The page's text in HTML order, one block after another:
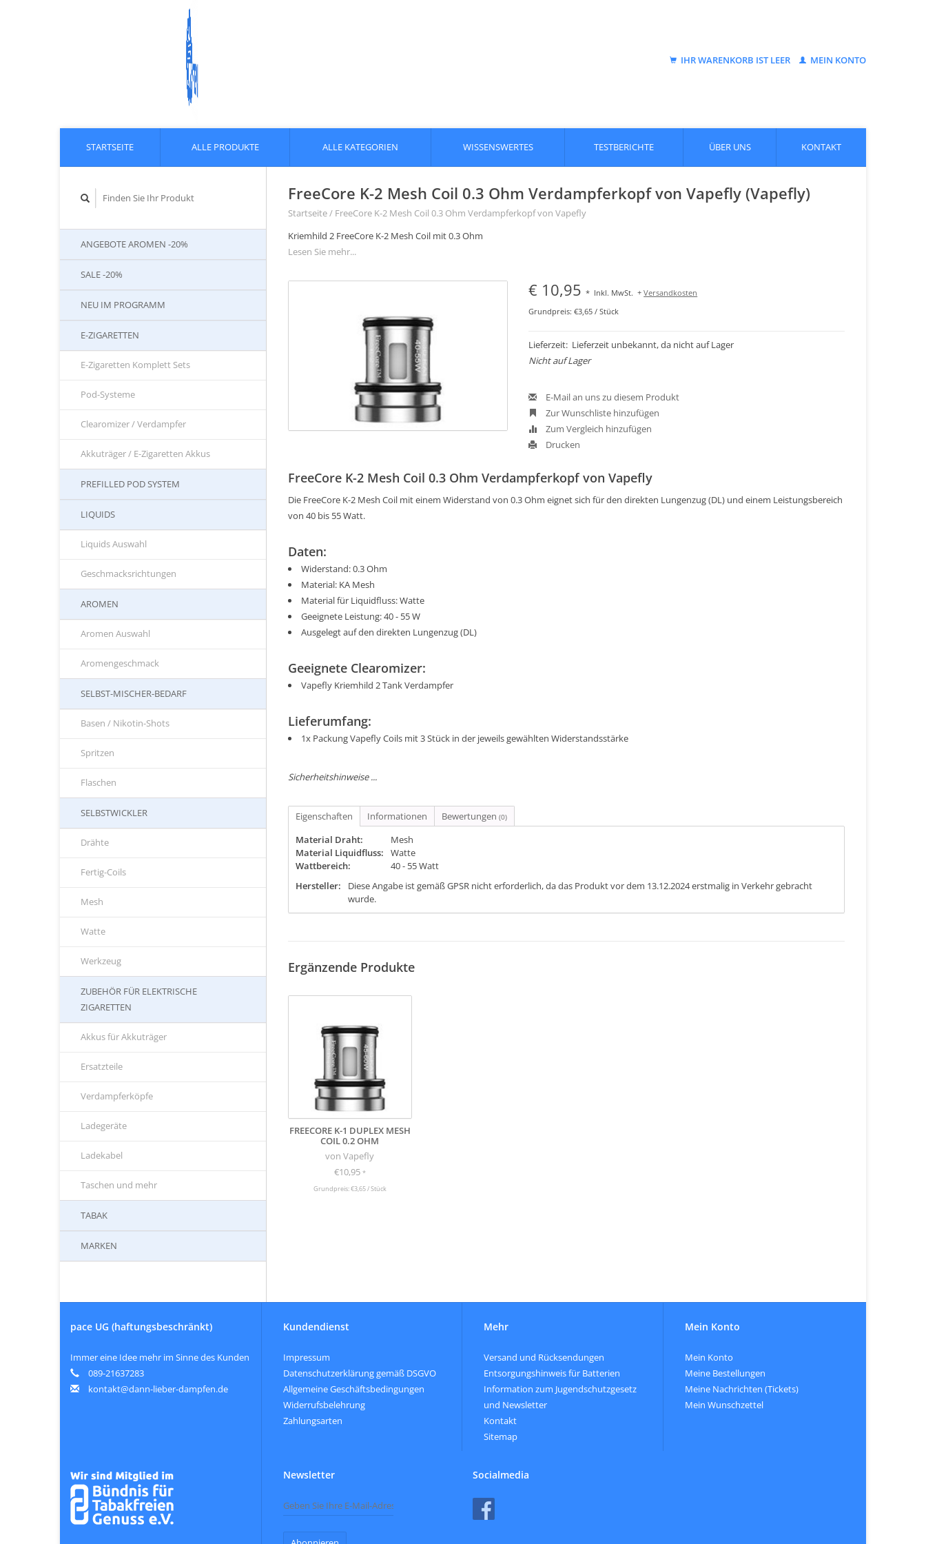
IHR WARENKORB IST LEER MEIN KONTO
STARTSEITE ALLE PRODUKTE ALLE KATEGORIEN WISSENSWERTES TESTBERICHTE ÜBER UNS KONTAKT
ANGEBOTE AROMEN -20%
SALE -20%
NEU IM PROGRAMM
E-ZIGARETTEN
E-Zigaretten Komplett Sets
Pod-Systeme
Clearomizer / Verdampfer
Akkuträger / E-Zigaretten Akkus
PREFILLED POD SYSTEM
LIQUIDS
Liquids Auswahl
Geschmacksrichtungen
AROMEN
Aromen Auswahl
Aromengeschmack
SELBST-MISCHER-BEDARF
Basen / Nikotin-Shots
Spritzen
Flaschen
SELBSTWICKLER
Drähte
Fertig-Coils
Mesh
Watte
Werkzeug
ZUBEHÖR FÜR ELEKTRISCHE
ZIGARETTEN
Akkus für Akkuträger
Ersatzteile
Verdampferköpfe
Ladegeräte
Ladekabel
Taschen und mehr
TABAK
MARKEN
FreeCore K-2 Mesh Coil 0.3 Ohm Verdampferkopf von Vapefly (Vapefly)
Startseite/ FreeCore K-2 Mesh Coil 0.3 Ohm Verdampferkopf von Vapefly
Kriemhild 2 FreeCore K-2 Mesh Coil mit 0.3 Ohm
Lesen Sie mehr...
€ 10,95* Inkl. MwSt. +Versandkosten
Grundpreis: €3,65 / Stück
Lieferzeit: Lieferzeit unbekannt, da nicht auf Lager
Nicht auf Lager
E-Mail an uns zu diesem Produkt
Zur Wunschliste hinzufügen
Zum Vergleich hinzufügen
Drucken
FreeCore K-2 Mesh Coil 0.3 Ohm Verdampferkopf von Vapefly
Die FreeCore K-2 Mesh Coil mit einem Widerstand von 0.3 Ohm eignet sich für den direkten Lungenzug (DL) und einem Leistungsbereich
von 40 bis 55 Watt.
Daten:
Widerstand: 0.3 Ohm
Material: KA Mesh
Material für Liquidfluss: Watte
Geeignete Leistung: 40 - 55 W
Ausgelegt auf den direkten Lungenzug (DL)
Geeignete Clearomizer:
Vapefly Kriemhild 2 Tank Verdampfer
Lieferumfang:
1x Packung Vapefly Coils mit 3 Stück in der jeweils gewählten Widerstandsstärke
Sicherheitshinweise ...
Eigenschaften Informationen Bewertungen (0)
Material Draht:
Mesh
Material Liquidfluss:
Watte
Wattbereich:
40 - 55 Watt
Hersteller:
Diese Angabe ist gemäß GPSR nicht erforderlich, da das Produkt vor dem 13.12.2024 erstmalig in Verkehr gebracht
wurde.
Ergänzende Produkte
FREECORE K-1 DUPLEX MESH
COIL 0.2 OHM
von Vapefly
€10,95 *
Grundpreis: €3,65 / Stück
pace UG (haftungsbeschränkt)
Immer eine Idee mehr im Sinne des Kunden
089-21637283
kontakt@dann-lieber-dampfen.de
Kundendienst
Impressum
Datenschutzerklärung gemäß DSGVO
Allgemeine Geschäftsbedingungen
Widerrufsbelehrung
Zahlungsarten
Mehr
Versand und Rücksendungen
Entsorgungshinweis für Batterien
Information zum Jugendschutzgesetz
und Newsletter
Kontakt
Sitemap
Mein Konto
Mein Konto
Meine Bestellungen
Meine Nachrichten (Tickets)
Mein Wunschzettel
Newsletter Socialmedia